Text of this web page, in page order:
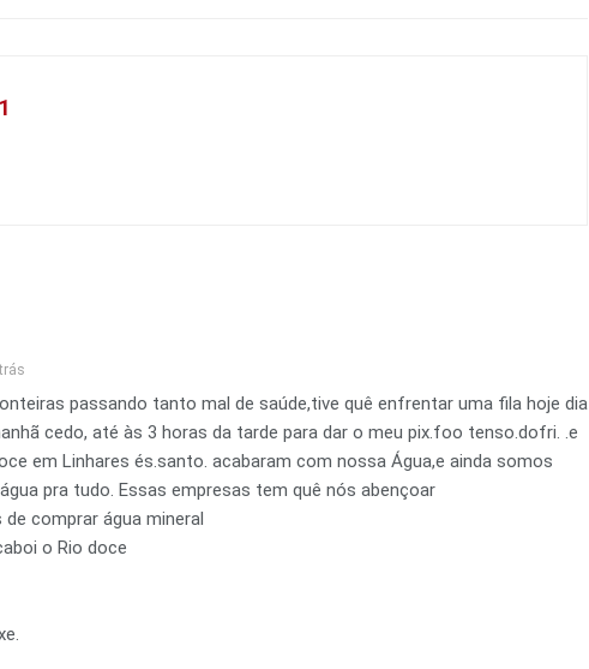
passando tanto mal de saúde,tive quê enfrentar uma fila hoje dia
cedo, até às 3 horas da tarde para dar o meu pix.foo tenso.dofri. .e
em Linhares és.santo. acabaram com nossa Água,e ainda somos
pra tudo. Essas empresas tem quê nós abençoar
comprar água mineral
o Rio doce